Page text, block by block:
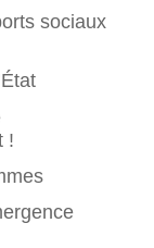
sociaux
!